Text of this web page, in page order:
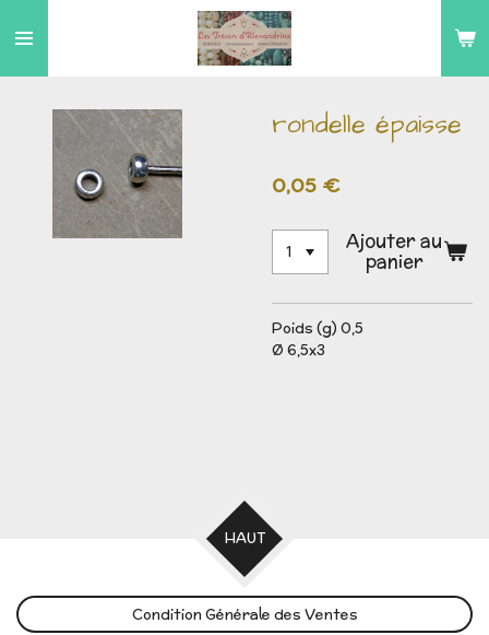
au
rondelle épaisse
0,05 €
Ajouter au
panier
Poids (g) 0,5
Ø 6,5x3
HAUT
Condition Générale des Ventes